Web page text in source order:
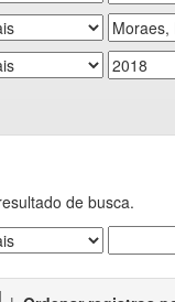
de busca.